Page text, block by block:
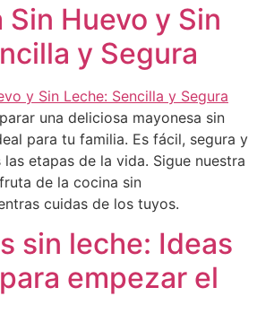
Sin Huevo y Sin
y Segura
una deliciosa mayonesa sin
para tu familia. Es fácil, segura y
etapas de la vida. Sigue nuestra
de la cocina sin
cuidas de los tuyos.
sin leche: Ideas
empezar el